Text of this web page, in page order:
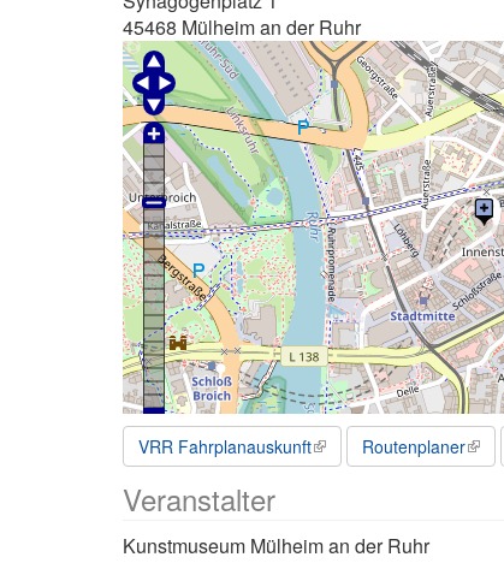
45468 Mülheim an der Ruhr
VRR Fahrplanauskunft Routenplaner
Veranstalter
Kunstmuseum Mülheim an der Ruhr